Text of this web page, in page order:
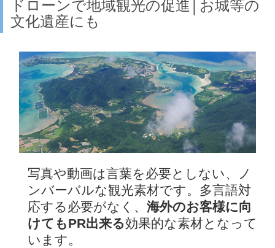
ドローンで地域観光の促進│お城等の
文化遺産にも
写真や動画は言葉を必要としない、ノ
ンバーバルな観光素材です。多言語対
応する必要がなく、 海外のお客様に向
けてもPR出来る効果的な素材となって
います。